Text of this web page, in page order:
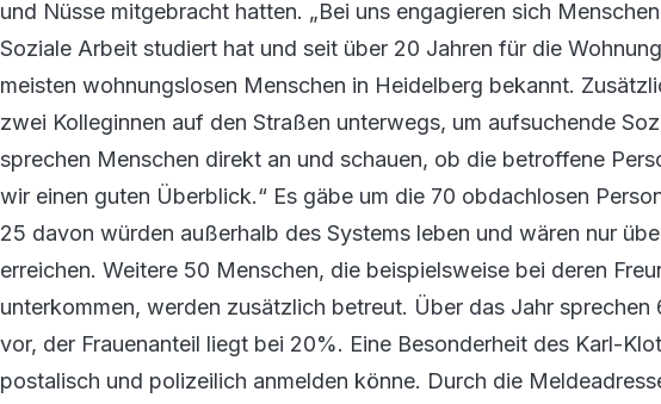
und Nüsse mitgebracht hatten. „Bei uns engagieren sich
Soziale Arbeit studiert hat und seit über 20 Jahren für die
meisten wohnungslosen Menschen in Heidelberg bekannt.
zwei Kolleginnen auf den Straßen unterwegs, um aufsuchende
sprechen Menschen direkt an und schauen, ob die betroffene
wir einen guten Überblick.“ Es gäbe um die 70 obdachlosen
25 davon würden außerhalb des Systems leben und wären nur
erreichen. Weitere 50 Menschen, die beispielsweise bei deren
unterkommen, werden zusätzlich betreut. Über das Jahr
vor, der Frauenanteil liegt bei 20%. Eine Besonderheit des Karl-
postalisch und polizeilich anmelden könne. Durch die